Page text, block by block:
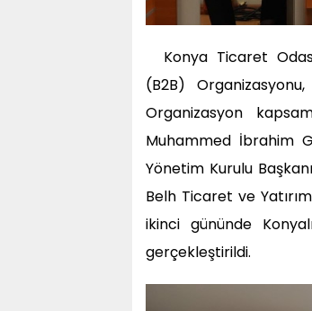
Konya Ticaret
(B2B)
Organizasyon
Muhammed İbrahim
Yönetim Kurulu
Belh Ticaret ve
ikinci gününde
gerçekleştirildi.